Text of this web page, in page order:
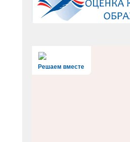
Решаем вместе